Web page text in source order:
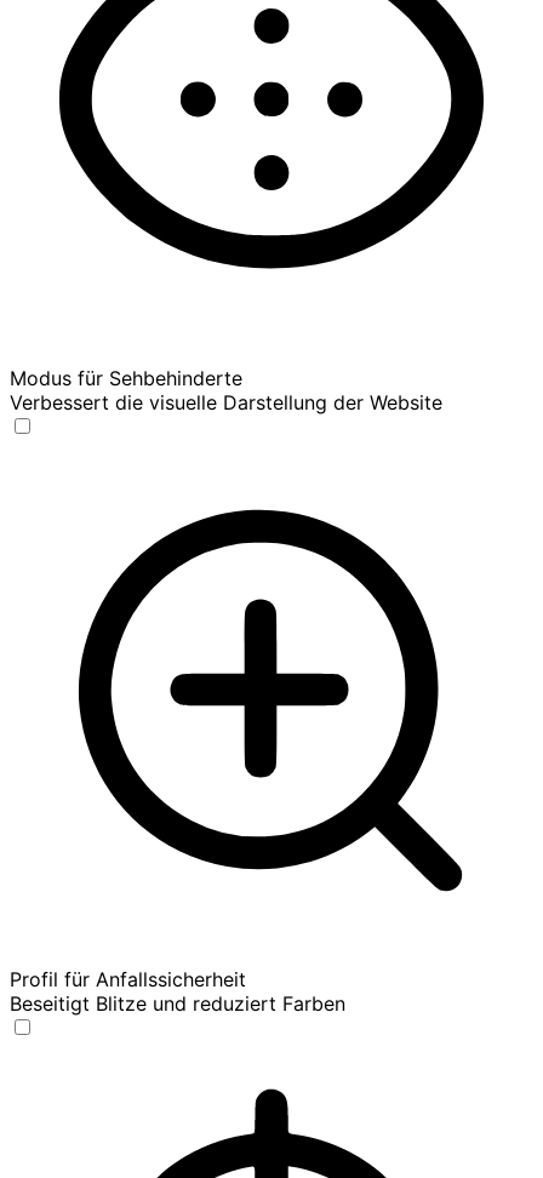
Modus für Sehbehinderte
Verbessert die visuelle Darstellung der Website
Profil für Anfallssicherheit
Beseitigt Blitze und reduziert Farben